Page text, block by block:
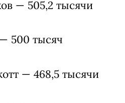
— 693,5 тысячи
543,5 тысячи
509 тысяч